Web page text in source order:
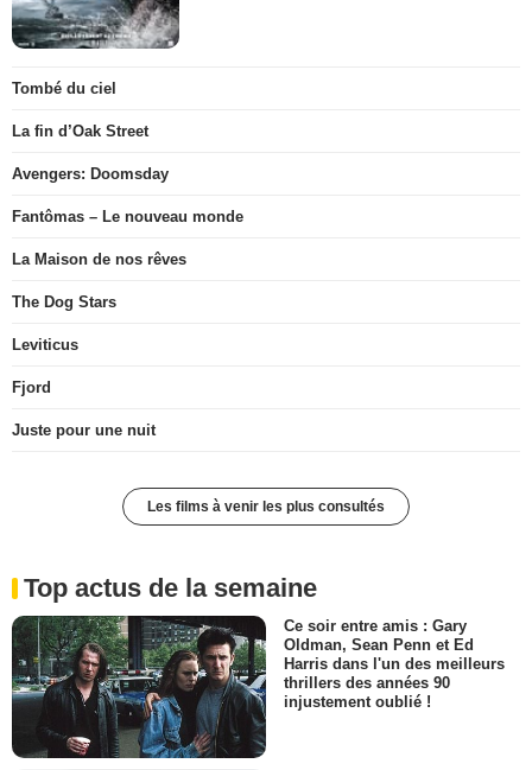
Tombé du ciel
La fin d’Oak Street
Avengers: Doomsday
Fantômas – Le nouveau monde
La Maison de nos rêves
The Dog Stars
Leviticus
Fjord
Juste pour une nuit
Les films à venir les plus consultés
Top actus de la semaine
Ce soir entre amis : Gary
Oldman, Sean Penn et Ed
Harris dans l'un des meilleurs
thrillers des années 90
injustement oublié !